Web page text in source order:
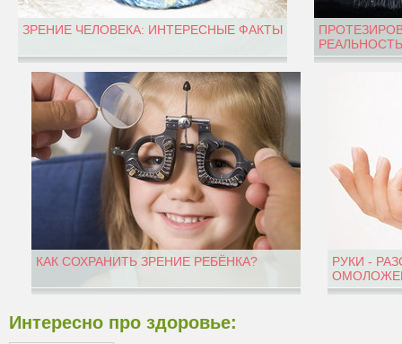
ЗРЕНИЕ ЧЕЛОВЕКА: ИНТЕРЕСНЫЕ ФАКТЫ
КАК СОХРАНИТЬ ЗРЕНИЕ РЕБЁНКА?
РУКИ -
Интересно про здоровье: